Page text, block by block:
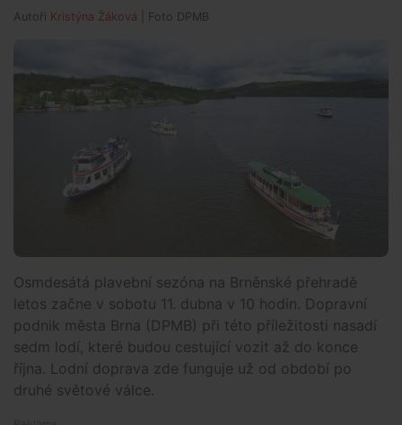
Autoři Kristýna Žáková | Foto DPMB
Osmdesátá plavební sezóna na Brněnské přehradě
letos začne v sobotu 11. dubna v 10 hodin. Dopravní
podnik města Brna (DPMB) při této příležitosti nasadí
sedm lodí, které budou cestující vozit až do konce
října. Lodní doprava zde funguje už od období po
druhé světové válce.